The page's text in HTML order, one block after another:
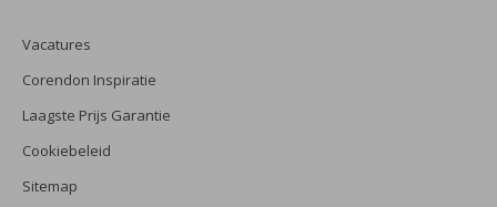
Vacatures
Corendon Inspiratie
Laagste Prijs Garantie
Cookiebeleid
Sitemap